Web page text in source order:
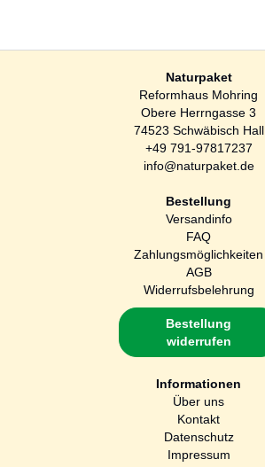
Naturpaket
Reformhaus Mohring
Obere Herrngasse 3
74523 Schwäbisch Hall
+49 791-97817237
info@naturpaket.de
Bestellung
Versandinfo
FAQ
Zahlungsmöglichkeiten
AGB
Widerrufsbelehrung
Bestellung
widerrufen
Informationen
Über uns
Kontakt
Datenschutz
Impressum